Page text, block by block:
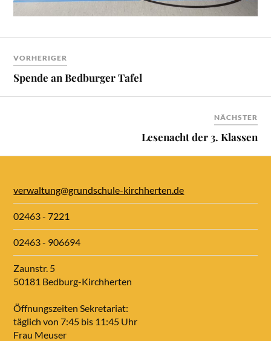
VORHERIGER
Spende an Bedburger Tafel
NÄCHSTER
Lesenacht der 3. Klassen
verwaltung@grundschule-kirchherten.de
02463 - 7221
02463 - 906694
Zaunstr. 5
50181 Bedburg-Kirchherten
Öffnungszeiten Sekretariat:
täglich von 7:45 bis 11:45 Uhr
Frau Meuser